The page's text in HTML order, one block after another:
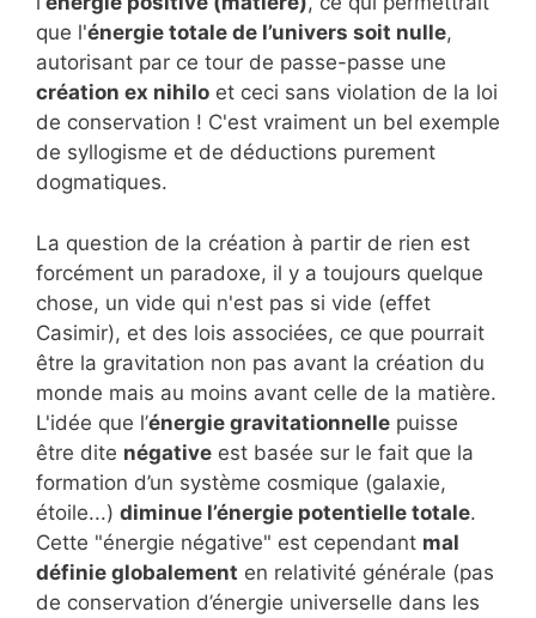
que l'énergie totale de l’univers soit nulle,
autorisant par ce tour de passe-passe une
création ex nihilo et ceci sans violation de la loi
de conservation ! C'est vraiment un bel exemple
de syllogisme et de déductions purement
dogmatiques.
La question de la création à partir de rien est
forcément un paradoxe, il y a toujours quelque
chose, un vide qui n'est pas si vide (effet
Casimir), et des lois associées, ce que pourrait
être la gravitation non pas avant la création du
monde mais au moins avant celle de la matière.
L'idée que l’énergie gravitationnelle puisse
être dite négative est basée sur le fait que la
formation d’un système cosmique (galaxie,
étoile...) diminue l’énergie potentielle totale.
Cette "énergie négative" est cependant mal
définie globalement en relativité générale (pas
de conservation d’énergie universelle dans les